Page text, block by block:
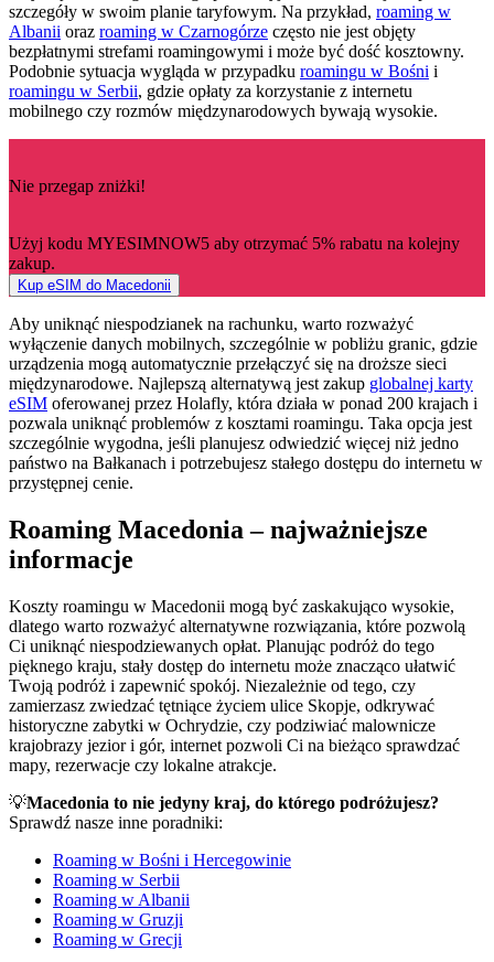
szczegóły w swoim planie taryfowym. Na przykład, roaming w
Albanii oraz roaming w Czarnogórze często nie jest objęty
bezpłatnymi strefami roamingowymi i może być dość kosztowny.
Podobnie sytuacja wygląda w przypadku roamingu w Bośni i
roamingu w Serbii, gdzie opłaty za korzystanie z internetu
mobilnego czy rozmów międzynarodowych bywają wysokie.
Nie przegap zniżki!
Użyj kodu MYESIMNOW5 aby otrzymać 5% rabatu na kolejny
zakup.
Kup eSIM do Macedonii
Aby uniknąć niespodzianek na rachunku, warto rozważyć
wyłączenie danych mobilnych, szczególnie w pobliżu granic, gdzie
urządzenia mogą automatycznie przełączyć się na droższe sieci
międzynarodowe. Najlepszą alternatywą jest zakup globalnej karty
eSIM oferowanej przez Holafly, która działa w ponad 200 krajach i
pozwala uniknąć problemów z kosztami roamingu. Taka opcja jest
szczególnie wygodna, jeśli planujesz odwiedzić więcej niż jedno
państwo na Bałkanach i potrzebujesz stałego dostępu do internetu w
przystępnej cenie.
Roaming Macedonia – najważniejsze
informacje
Koszty roamingu w Macedonii mogą być zaskakująco wysokie,
dlatego warto rozważyć alternatywne rozwiązania, które pozwolą
Ci uniknąć niespodziewanych opłat. Planując podróż do tego
pięknego kraju, stały dostęp do internetu może znacząco ułatwić
Twoją podróż i zapewnić spokój. Niezależnie od tego, czy
zamierzasz zwiedzać tętniące życiem ulice Skopje, odkrywać
historyczne zabytki w Ochrydzie, czy podziwiać malownicze
krajobrazy jezior i gór, internet pozwoli Ci na bieżąco sprawdzać
mapy, rezerwacje czy lokalne atrakcje.
💡Macedonia to nie jedyny kraj, do którego podróżujesz?
Sprawdź nasze inne poradniki:
Roaming w Bośni i Hercegowinie
Roaming w Serbii
Roaming w Albanii
Roaming w Gruzji
Roaming w Grecji